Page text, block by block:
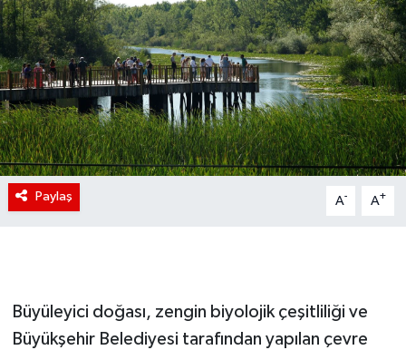
Paylaş A- A+
Büyüleyici doğası, zengin biyolojik çeşitliliği ve
Büyükşehir Belediyesi tarafından yapılan çevre